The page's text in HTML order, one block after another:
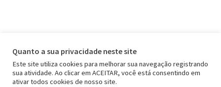
Quanto a sua privacidade neste site
Este site utiliza cookies para melhorar sua navegação registrando
sua atividade. Ao clicar em ACEITAR, você está consentindo em
ativar todos cookies de nosso site.